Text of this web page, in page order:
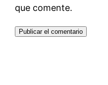
que comente.